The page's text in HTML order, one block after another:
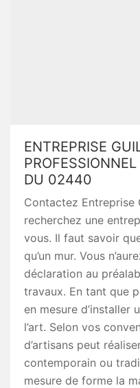
ENTREPRISE
DU 02440
Contactez Entreprise
recherchez une
vous. Il faut savoir
qu’un mur. Vous
déclaration au
travaux. En tant que
en mesure d’installer
l’art. Selon vos
d’artisans peut
contemporain ou
mesure de forme la